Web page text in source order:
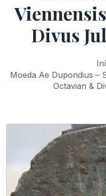
Divus
Moeda Ae Dupondius –
Octavian &